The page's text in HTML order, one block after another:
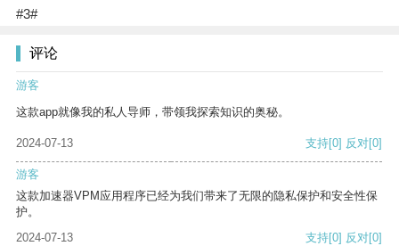
#3#
评论
游客
这款app就像我的私人导师，带领我探索知识的奥秘。
2024-07-13 支持[0] 反对[0]
游客
这款加速器VPM应用程序已经为我们带来了无限的隐私保护和安全性保
护。
2024-07-13
支持[0] 反对[0]